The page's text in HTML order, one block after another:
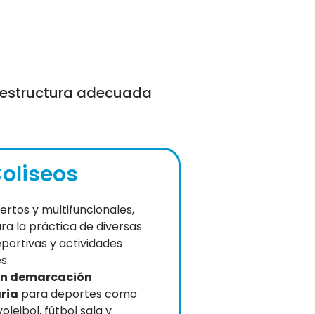
adecuada
y multifuncionales,
la práctica de diversas
y actividades
demarcación
para deportes como
fútbol sala y